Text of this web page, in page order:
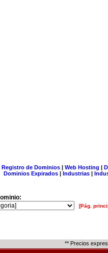
Registro de Dominios| Web Hosting |
Dominios Expirados | Industrias |
[Pág.
** Precios